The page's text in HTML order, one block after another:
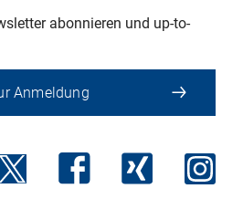
abonnieren und up-to-
Anmeldung